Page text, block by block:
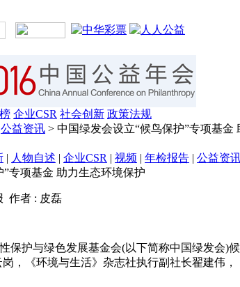
企业CSR 社会创新 政策法规
公益资讯 > 中国绿发会设立“候鸟保护”专项基金
| 人物自述 | 企业CSR | 视频 | 年检报告 | 公益资
专项基金 助力生态环境保护
作者 : 皮磊
保护与绿色发展基金会(以下简称中国绿发会
，《环境与生活》杂志社执行副社长翟建伟